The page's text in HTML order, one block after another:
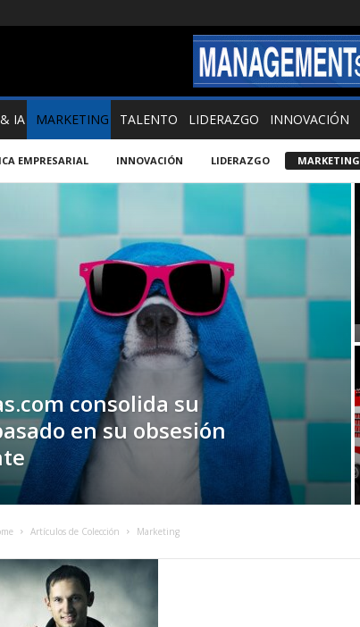
IA MARKETING TALENTO LIDERAZGO INNOVACIÓN
EMPRESARIAL INNOVACIÓN LIDERAZGO MARKETING
consolida su
en su obsesión
Artículos de Colección Marketing